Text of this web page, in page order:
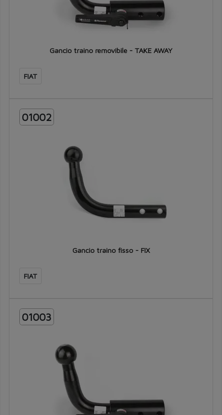
Gancio traino removibile - TAKE AWAY
FIAT
01002
Gancio traino fisso - FIX
FIAT
01003